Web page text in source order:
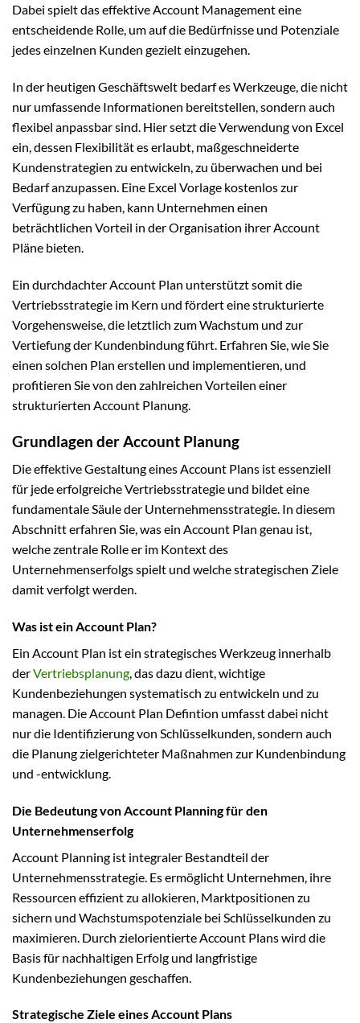
Dabei spielt das effektive Account Management eine
entscheidende Rolle, um auf die Bedürfnisse und Potenziale
jedes einzelnen Kunden gezielt einzugehen.
In der heutigen Geschäftswelt bedarf es Werkzeuge, die nicht
nur umfassende Informationen bereitstellen, sondern auch
flexibel anpassbar sind. Hier setzt die Verwendung von Excel
ein, dessen Flexibilität es erlaubt, maßgeschneiderte
Kundenstrategien zu entwickeln, zu überwachen und bei
Bedarf anzupassen. Eine Excel Vorlage kostenlos zur
Verfügung zu haben, kann Unternehmen einen
beträchtlichen Vorteil in der Organisation ihrer Account
Pläne bieten.
Ein durchdachter Account Plan unterstützt somit die
Vertriebsstrategie im Kern und fördert eine strukturierte
Vorgehensweise, die letztlich zum Wachstum und zur
Vertiefung der Kundenbindung führt. Erfahren Sie, wie Sie
einen solchen Plan erstellen und implementieren, und
profitieren Sie von den zahlreichen Vorteilen einer
strukturierten Account Planung.
Grundlagen der Account Planung
Die effektive Gestaltung eines Account Plans ist essenziell
für jede erfolgreiche Vertriebsstrategie und bildet eine
fundamentale Säule der Unternehmensstrategie. In diesem
Abschnitt erfahren Sie, was ein Account Plan genau ist,
welche zentrale Rolle er im Kontext des
Unternehmenserfolgs spielt und welche strategischen Ziele
damit verfolgt werden.
Was ist ein Account Plan?
Ein Account Plan ist ein strategisches Werkzeug innerhalb
derVertriebsplanung, das dazu dient, wichtige
Kundenbeziehungen systematisch zu entwickeln und zu
managen. Die Account Plan Defintion umfasst dabei nicht
nur die Identifizierung von Schlüsselkunden, sondern auch
die Planung zielgerichteter Maßnahmen zur Kundenbindung
und -entwicklung.
Die Bedeutung von Account Planning für den
Unternehmenserfolg
Account Planning ist integraler Bestandteil der
Unternehmensstrategie. Es ermöglicht Unternehmen, ihre
Ressourcen effizient zu allokieren, Marktpositionen zu
sichern und Wachstumspotenziale bei Schlüsselkunden zu
maximieren. Durch zielorientierte Account Plans wird die
Basis für nachhaltigen Erfolg und langfristige
Kundenbeziehungen geschaffen.
Strategische Ziele eines Account Plans